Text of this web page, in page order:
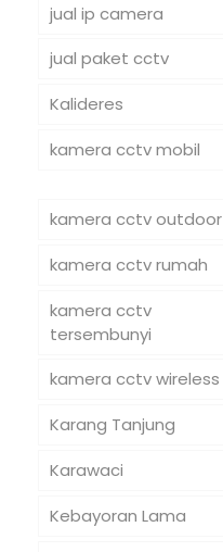
jual ip camera
jual paket cctv
Kalideres
kamera cctv mobil
kamera cctv outdoor
kamera cctv rumah
kamera cctv
tersembunyi
kamera cctv wireless
Karang Tanjung
Karawaci
Kebayoran Lama